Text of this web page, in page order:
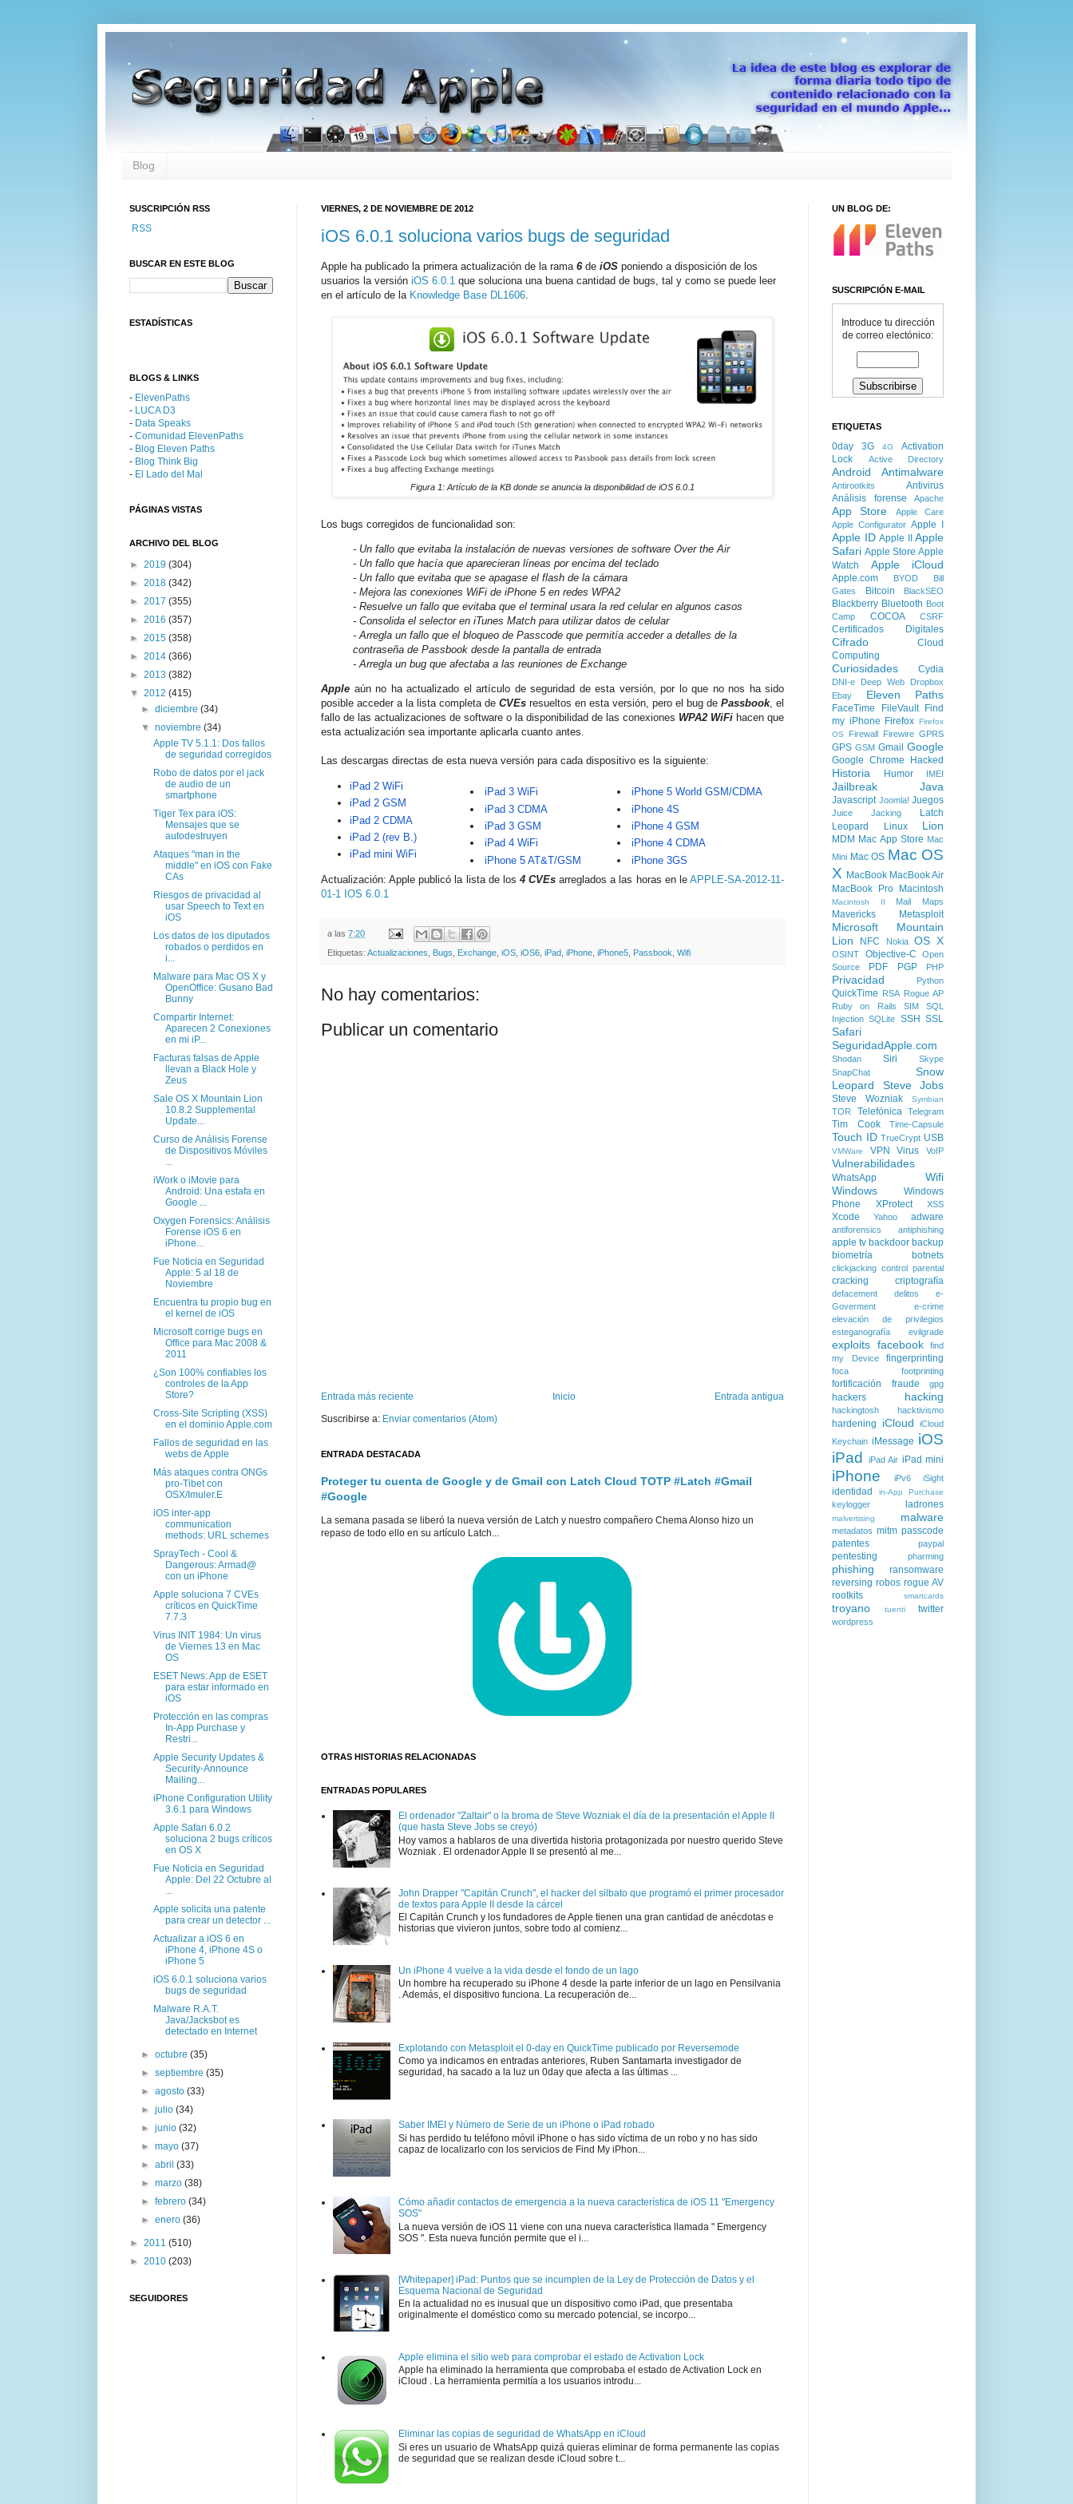
Blog
VIERNES, 2 DE NOVIEMBRE DE 2012
iOS 6.0.1 soluciona varios bugs de seguridad
Apple ha publicado la primera actualización de la rama 6de iOS poniendo a disposición de los
usuarios la versión iOS 6.0.1 que soluciona una buena cantidad de bugs, tal y como se puede leer
en el artículo de la Knowledge Base DL1606.
Figura 1: Artículo de la KB donde se anuncia la disponibilidad de iOS 6.0.1
Los bugs corregidos de funcionalidad son:
- Un fallo que evitaba la instalación de nuevas versiones de software Over the Air
- Un fallo que hacía que aparecieran líneas por encima del teclado
- Un fallo que evitaba que se apagase el flash de la cámara
- Mejora las conexiones WiFi de iPhone 5 en redes WPA2
- Resuelve un fallo que evitaba que el terminal usara la red celular en algunos casos
- Consolida el selector en iTunes Match para utilizar datos de celular
- Arregla un fallo que el bloqueo de Passcode que permitía acceder a detalles de la
contraseña de Passbook desde la pantalla de entrada
- Arregla un bug que afectaba a las reuniones de Exchange
Apple aún no ha actualizado el artículo de seguridad de esta versión, por lo que no nos ha sido
posible acceder a la lista completa de CVEs resueltos en esta versión, pero el bug de Passbook, el
fallo de las actualizaciones de software o la disponibilidad de las conexiones WPA2 WiFi hacen que
esta actualización sea importante aplicarla cuanto antes.
Las descargas directas de esta nueva versión para cada dispositivo es la siguiente:
iPad 2 WiFi
iPad 2 GSM
iPad 2 CDMA
iPad 2 (rev B.)
iPad mini WiFi
iPad 3 WiFi
iPad 3 CDMA
iPad 3 GSM
iPad 4 WiFi
iPhone 5 AT&T/GSM
iPhone 5 World GSM/CDMA
iPhone 4S
iPhone 4 GSM
iPhone 4 CDMA
iPhone 3GS
Actualización: Apple publicó la lista de los 4 CVEs arreglados a las horas en leAPPLE-SA-2012-11-
01-1 IOS 6.0.1
a las 7:20
Etiquetas: Actualizaciones Bugs Exchange iOS iOS6 iPad iPhone iPhone5 Passbook Wifi
No hay comentarios:
Publicar un comentario
Entrada más reciente Entrada antigua
Inicio
Suscribirse a: Enviar comentarios (Atom)
ENTRADA DESTACADA
Proteger tu cuenta de Google y de Gmail con Latch Cloud TOTP #Latch #Gmail
#Google
La semana pasada se liberó la nueva versión de Latch y nuestro compañero Chema Alonso hizo un
repaso de todo ello en su artículo Latch...
OTRAS HISTORIAS RELACIONADAS
ENTRADAS POPULARES
El ordenador "Zaltair" o la broma de Steve Wozniak el día de la presentación el Apple II
(que hasta Steve Jobs se creyó)
Hoy vamos a hablaros de una divertida historia protagonizada por nuestro querido Steve
Wozniak . El ordenador Apple II se presentó al me...
John Drapper "Capitán Crunch", el hacker del silbato que programó el primer procesador
de textos para Apple II desde la cárcel
El Capitán Crunch y los fundadores de Apple tienen una gran cantidad de anécdotas e
historias que vivieron juntos, sobre todo al comienz...
Un iPhone 4 vuelve a la vida desde el fondo de un lago
Un hombre ha recuperado su iPhone 4 desde la parte inferior de un lago en Pensilvania
. Además, el dispositivo funciona. La recuperación de...
Explotando con Metasploit el 0-day en QuickTime publicado por Reversemode
Como ya indicamos en entradas anteriores, Ruben Santamarta investigador de
seguridad, ha sacado a la luz un 0day que afecta a las últimas ...
Saber IMEI y Número de Serie de un iPhone o iPad robado
Si has perdido tu teléfono móvil iPhone o has sido víctima de un robo y no has sido
capaz de localizarlo con los servicios de Find My iPhon...
Cómo añadir contactos de emergencia a la nueva característica de iOS 11 "Emergency
SOS"
La nueva versión de iOS 11 viene con una nueva característica llamada " Emergency
SOS ". Esta nueva función permite que el i...
[Whitepaper] iPad: Puntos que se incumplen de la Ley de Protección de Datos y el
Esquema Nacional de Seguridad
En la actualidad no es inusual que un dispositivo como iPad, que presentaba
originalmente el doméstico como su mercado potencial, se incorpo...
Apple elimina el sitio web para comprobar el estado de Activation Lock
Apple ha eliminado la herramienta que comprobaba el estado de Activation Lock en
iCloud . La herramienta permitía a los usuarios introdu...
Eliminar las copias de seguridad de WhatsApp en iCloud
Si eres un usuario de WhatsApp quizá quieras eliminar de forma permanente las copias
de seguridad que se realizan desde iCloud sobre t...
SUSCRIPCIÓN RSS
RSS
BUSCAR EN ESTE BLOG
ESTADÍSTICAS
BLOGS & LINKS
- ElevenPaths
- LUCA D3
- Data Speaks
- Comunidad ElevenPaths
- Blog Eleven Paths
- Blog Think Big
- El Lado del Mal
PÁGINAS VISTAS
ARCHIVO DEL BLOG
► 2019 (304)
► 2018 (342)
► 2017 (355)
► 2016 (357)
► 2015 (358)
► 2014 (366)
► 2013 (382)
▼ 2012 (415)
►diciembre(34)
▼noviembre(34)
Apple TV 5.1.1: Dos fallos
de seguridad corregidos
Robo de datos por el jack
de audio de un
smartphone
Tiger Tex para iOS:
Mensajes que se
autodestruyen
Ataques "man in the
middle" en iOS con Fake
CAs
Riesgos de privacidad al
usar Speech to Text en
iOS
Los datos de los diputados
robados o perdidos en
i...
Malware para Mac OS X y
OpenOffice: Gusano Bad
Bunny
Compartir Internet:
Aparecen 2 Conexiones
en mi iP...
Facturas falsas de Apple
llevan a Black Hole y
Zeus
Sale OS X Mountain Lion
10.8.2 Supplemental
Update...
Curso de Análisis Forense
de Dispositivos Móviles
iWork o iMovie para
Android: Una estafa en
Google ...
Oxygen Forensics: Análisis
Forense iOS 6 en
iPhone...
Fue Noticia en Seguridad
Apple: 5 al 18 de
Noviembre
Encuentra tu propio bug en
el kernel de iOS
Microsoft corrige bugs en
Office para Mac 2008 &
2011
¿Son 100% confiables los
controles de la App
Store?
Cross-Site Scripting (XSS)
en el dominio Apple.com
Fallos de seguridad en las
webs de Apple
Más ataques contra ONGs
pro-Tibet con
OSX/Imuler.E
iOS inter-app
communication
methods: URL schemes
SprayTech - Cool &
Dangerous: Armad@
con un iPhone
Apple soluciona 7 CVEs
críticos en QuickTime
7.7.3
Virus INIT 1984: Un virus
de Viernes 13 en Mac
OS
ESET News: App de ESET
para estar informado en
iOS
Protección en las compras
In-App Purchase y
Restri...
Apple Security Updates &
Security-Announce
Mailing...
iPhone Configuration Utility
3.6.1 para Windows
Apple Safari 6.0.2
soluciona 2 bugs críticos
en OS X
Fue Noticia en Seguridad
Apple: Del 22 Octubre al
Apple solicita una patente
para crear un detector ...
Actualizar a iOS 6 en
iPhone 4, iPhone 4S o
iPhone 5
iOS 6.0.1 soluciona varios
bugs de seguridad
Malware R.A.T.
Java/Jacksbot es
detectado en Internet
►octubre(35)
►septiembre(35)
►agosto(33)
►julio(34)
►junio(32)
►mayo(37)
►abril(33)
►marzo(38)
►febrero(34)
►enero(36)
► 2011 (510)
► 2010 (203)
SEGUIDORES
UN BLOG DE:
SUSCRIPCIÓN E-MAIL
Introduce tu dirección
de correo electónico:
ETIQUETAS
0day 3G 4G
Activation
Lock
Active Directory
Android Antimalware
Antirootkits
Antivirus
Análisis forense
Apache
App Store
Apple Care
Apple Configurator Apple I
Apple ID Apple II
Apple
Safari Apple Store Apple
Watch
Apple iCloud
Apple.com BYOD
Bill
Gates
Bitcoin BlackSEO
Blackberry Bluetooth Boot
Camp
COCOA CSRF
Certificados Digitales
Cifrado
Cloud
Computing
Curiosidades Cydia
DNI-e Deep Web
Dropbox
Ebay
Eleven Paths
FaceTime FileVault
Find
my iPhone Firefox Firefox
OS
Firewall Firewire GPRS
GPS GSM Gmail Google
Google Chrome Hacked
Historia Humor IMEI
Jailbreak Java
Javascript Joomla! Juegos
Juice Jacking
Latch
Leopard
Linux Lion
MDM Mac App Store Mac
Mini Mac OS Mac OS
X MacBook MacBook Air
MacBook Pro
Macintosh
Macintosh II Mail Maps
Mavericks Metasploit
Microsoft
Mountain
Lion
NFC Nokia OS X
OSINT Objective-C
Open
Source
PDF PGP PHP
Privacidad Python
QuickTime RSA Rogue AP
Ruby on Rails
SIM
SQL
Injection SQLite SSH SSL
Safari
SeguridadApple.com
Shodan Siri
Skype
SnapChat
Snow
Leopard
Steve Jobs
Steve Wozniak Symbian
TOR Telefónica Telegram
Tim Cook Time-Capsule
Touch ID TrueCrypt USB
VMWare VPN Virus VoIP
Vulnerabilidades
WhatsApp
Wifi
Windows
Windows
Phone
XProtect XSS
Xcode Yahoo adware
antiforensics antiphishing
apple tv backdoor backup
biometría
botnets
clickjacking control parental
cracking criptografía
defacement delitos
e-
Goverment
e-crime
elevación de privilegios
esteganografía
evilgrade
exploits facebook
find
my Device
fingerprinting
foca footprinting
fortificación fraude gpg
hackers hacking
hackingtosh hacktivismo
hardening iCloud
iCloud
Keychain iMessage iOS
iPad
iPad Air iPad mini
iPhone iPv6 iSight
identidad in-App Purchase
keylogger ladrones
malvertising malware
metadatos mitm passcode
patentes
paypal
pentesting pharming
phishing
ransomware
reversing robos rogue AV
rootkits
smartcards
troyano tuenti twitter
wordpress